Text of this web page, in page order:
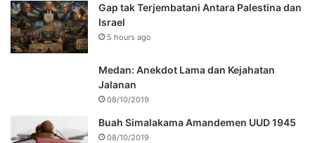
Gap tak Terjembatani Antara Palestina dan
Israel
5 hours ago
Medan: Anekdot Lama dan Kejahatan
Jalanan
08/10/2019
Buah Simalakama Amandemen UUD 1945
08/10/2019